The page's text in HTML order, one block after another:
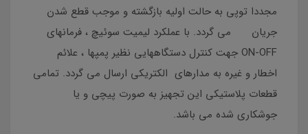
مجددا توپی به حالت اولیه بازگشته و موجب قطع شدن
جریان می گردد. با عملکرد لیمیت سوئیچ ، فرمانهای
ON-OFF جهت کنترل دستگاههایی نظیر پمپها ، علائم
اخطار و غیره به مدارهای الکتریکی ارسال می گردد. تمامی
قطعات پلاستیکی این تجهیز به صورت پیچی و یا
جوشکاری شده می باشد.